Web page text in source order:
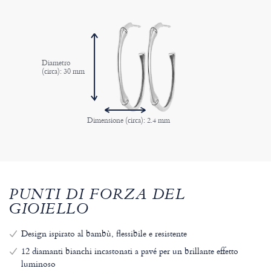
Diametro
(circa): 30 mm
Dimensione (circa): 2.4 mm
PUNTI DI FORZA DEL
GIOIELLO
Design ispirato al bambù, flessibile e resistente
12 diamanti bianchi incastonati a pavé per un brillante effetto
luminoso